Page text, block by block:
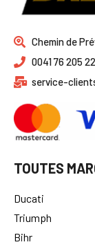
Chemin de
0041 76 205
service-
TOUTES
Ducati
Triumph
Bihr